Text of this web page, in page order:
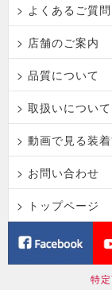
> よくあるご質問
> 店舗のご案内
> 品質について
> 取扱いについて
> 動画で見る装
> お問い合わせ
> トップページ
特